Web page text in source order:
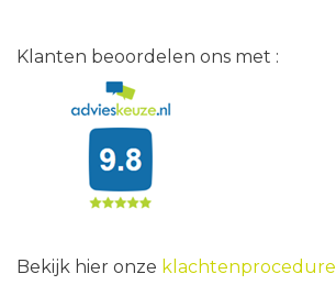
Klanten beoordelen ons met :
Bekijk hier onze klachtenprocedure